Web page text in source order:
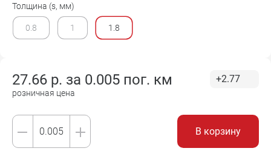
Толщина (s, мм)
0.8 1 1.8
27.66 р. за 0.005 пог. км
розничная цена
+2.77
В корзину